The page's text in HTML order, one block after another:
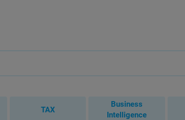
TAX
Business
Intelligence